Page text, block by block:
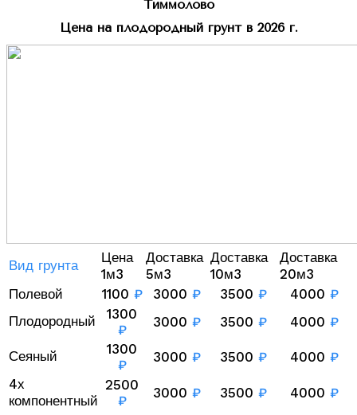
Тиммолово
Цена на плодородный грунт в 2026 г.
Вид грунта
Цена
1м3
Доставка
5м3
Доставка
10м3
Доставка
20м3
Полевой
1100 ₽ 3000 ₽ 3500 ₽ 4000 ₽
Плодородный
1300
₽
3000 ₽ 3500 ₽ 4000 ₽
Сеяный
1300
₽
3000 ₽ 3500 ₽ 4000 ₽
4х
компонентный
2500
₽
3000 ₽ 3500 ₽ 4000 ₽